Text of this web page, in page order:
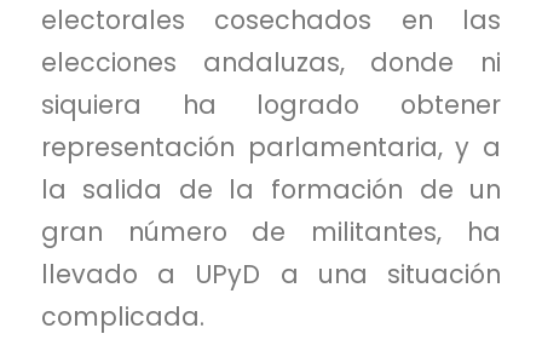
electorales cosechados en las
elecciones andaluzas, donde ni
siquiera ha logrado obtener
representación parlamentaria, y a
la salida de la formación de un
gran número de militantes, ha
llevado a UPyD a una situación
complicada.